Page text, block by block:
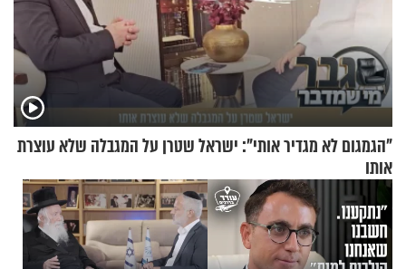
"הגמגום לא מגדיר אותי": ישראל שטרן על המגבלה שלא עוצרת
אותו